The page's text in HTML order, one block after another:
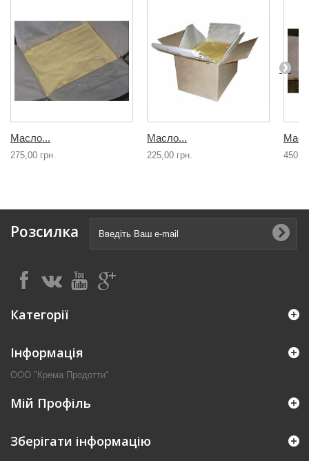
Масло...
275,00 грн.
Масло...
225,00 грн.
Розсилка
Категорії
Інформація
ООО "Крема Продотти"
Мій Профіль
Зберігати інформацію